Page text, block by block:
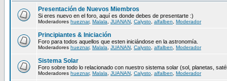
Presentación de Nuevos Miembros
Si eres nuevo en el foro, aquí es donde debes de presentarte :)
Moderadores hueznar, Malala JUANAN Calysto alfalben Moderador
Principiantes & Iniciación
Foro para todos aquellos que esten iniciándose en la astronomía.
Moderadores hueznar, Malala JUANAN Calysto alfalben Moderador
Sistema Solar
Foro sobre todo lo relacionado con nuestro sistema solar (sol, planetas,
Moderadores hueznar, Malala JUANAN Calysto alfalben Moderador